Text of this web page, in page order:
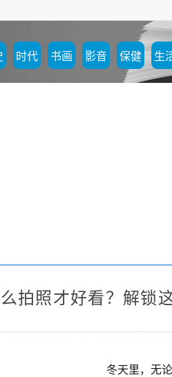
时代 书画 影音 保健 生
拍照才好看？解锁
冬天里，无